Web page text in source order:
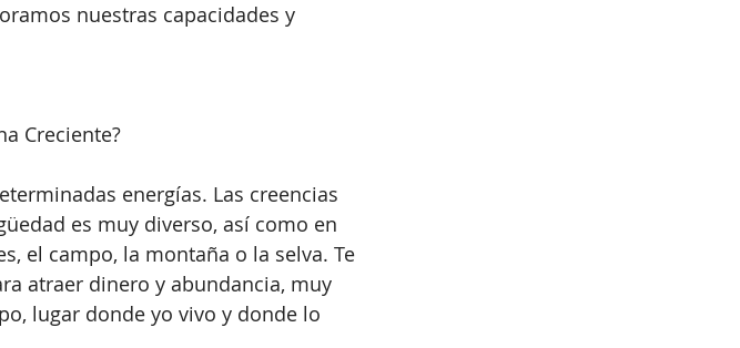
nuestras capacidades y
Creciente?
energías. Las creencias
es muy diverso, así como en
el campo, la montaña o la selva. Te
atraer dinero y abundancia, muy
lugar donde yo vivo y donde lo